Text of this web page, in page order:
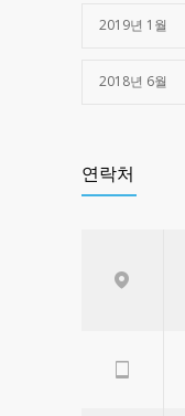
2019년 1월
2018년 6월
연락처